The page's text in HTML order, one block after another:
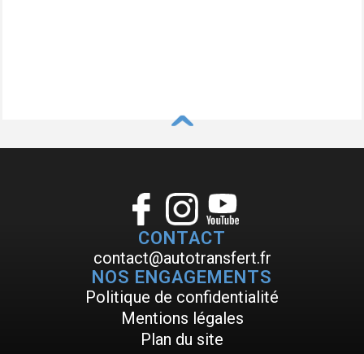
^
CONTACT
contact@autotransfert.fr
NOS ENGAGEMENTS
Politique de confidentialité
Mentions légales
Plan du site